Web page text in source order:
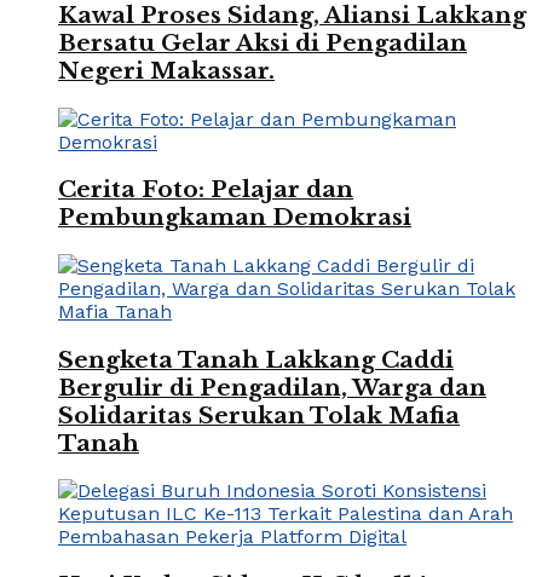
Kawal Proses Sidang, Aliansi Lakkang
Bersatu Gelar Aksi di Pengadilan
Negeri Makassar.
Cerita Foto: Pelajar dan
Pembungkaman Demokrasi
Sengketa Tanah Lakkang Caddi
Bergulir di Pengadilan, Warga dan
Solidaritas Serukan Tolak Mafia
Tanah